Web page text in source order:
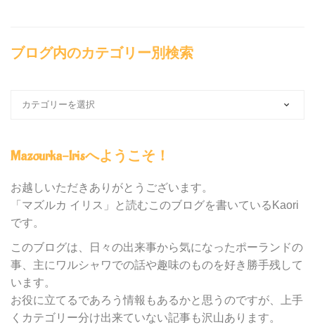
ブログ内のカテゴリー別検索
の
テ
ゴ
ー
別
検
索
Mazourka-Irisへようこそ！
お越しいただきありがとうございます。
「マズルカ イリス」と読むこのブログを書いているKaori
です。
このブログは、日々の出来事から気になったポーランドの
事、主にワルシャワでの話や趣味のものを好き勝手残して
います。
お役に立てるであろう情報もあるかと思うのですが、上手
くカテゴリー分け出来ていない記事も沢山あります。